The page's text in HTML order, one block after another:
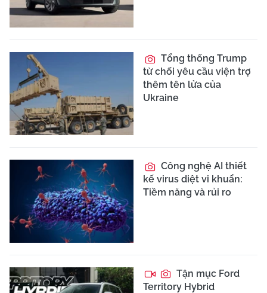
Tổng thống Trump
từ chối yêu cầu viện trợ
thêm tên lửa của
Ukraine
Công nghệ AI thiết
kế virus diệt vi khuẩn:
Tiềm năng và rủi ro
Tận mục Ford
Territory Hybrid